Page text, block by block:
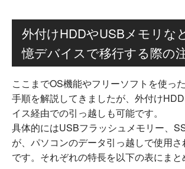
外付けHDDやUSBメモリな
憶デバイスで移行する際の
ここまでOS機能やフリーソフトを使っ
手順を解説してきましたが、外付け
イス経由での引っ越しも可能です。
具体的にはUSBフラッシュメモリー、
が、パソコンのデータ引っ越しで使用
です。それぞれの特長を以下の表にまと